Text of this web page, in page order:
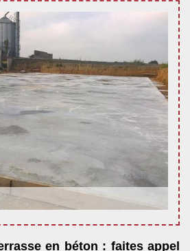
en béton : faites appel